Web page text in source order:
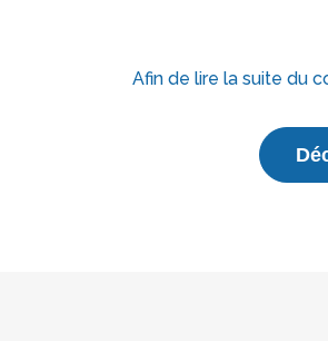
Afin de lire la suite du